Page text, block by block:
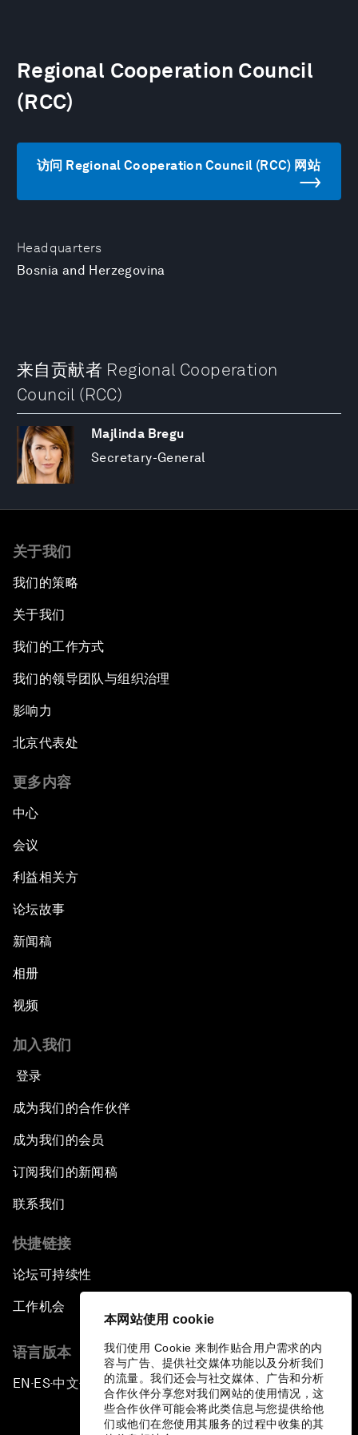
本网站使用 cookie
我们使用 Cookie 来制作贴合用户需求的内
容与广告、提供社交媒体功能以及分析我们
的流量。我们还会与社交媒体、广告和分析
合作伙伴分享您对我们网站的使用情况，这
些合作伙伴可能会将此类信息与您提供给他
们或他们在您使用其服务的过程中收集的其
Headquarters
Bosnia and Herzegovina
Regional Cooperation Council
(RCC)
访问 Regional Cooperation Council (RCC) 网站
来自贡献者 Regional Cooperation
Council (RCC)
Majlinda Bregu
Secretary-General
关于我们
我们的策略
关于我们
我们的工作方式
我们的领导团队与组织治理
影响力
北京代表处
更多内容
中心
会议
利益相关方
论坛故事
新闻稿
相册
视频
加入我们
登录
成为我们的合作伙伴
成为我们的会员
订阅我们的新闻稿
联系我们
快捷链接
论坛可持续性
工作机会
语言版本
EN ▪ ES▪中文▪ 日本語